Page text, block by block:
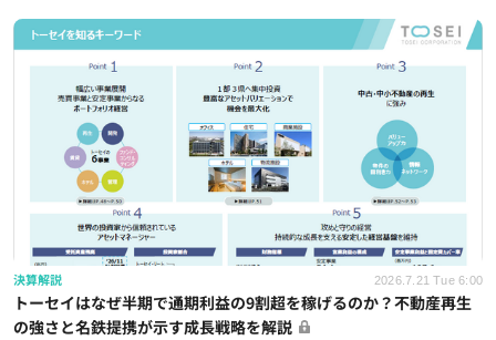
決算解説 2026.7.21 Tue 6:00
トーセイはなぜ半期で通期利益の9割超を稼げるのか？不動産再生
の強さと名鉄提携が示す成長戦略を解説